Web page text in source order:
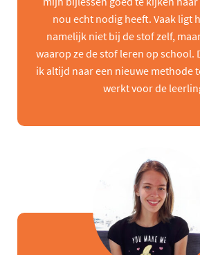
nou echt nodig heeft. Vaak ligt
namelijk niet bij de stof zelf,
waarop ze de stof leren op school.
ik altijd naar een nieuwe methode
werkt voor de